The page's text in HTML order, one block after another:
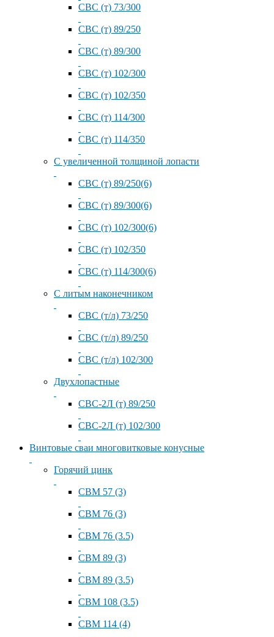
СВС (т) 73/300
СВС (т) 89/250
СВС (т) 89/300
СВС (т) 102/300
СВС (т) 102/350
СВС (т) 114/300
СВС (т) 114/350
С увеличенной толщиной лопасти
СВС (т) 89/250(6)
СВС (т) 89/300(6)
СВС (т) 102/300(6)
СВС (т) 102/350
СВС (т) 114/300(6)
С литым наконечником
СВС (т/л) 73/250
СВС (т/л) 89/250
СВС (т/л) 102/300
Двухлопастные
СВС-2Л (т) 89/250
СВС-2Л (т) 102/300
Винтовые сваи многовитковые конусные
Горячий цинк
СВМ 57 (3)
СВМ 76 (3)
СВМ 76 (3.5)
СВМ 89 (3)
СВМ 89 (3.5)
СВМ 108 (3.5)
СВМ 114 (4)